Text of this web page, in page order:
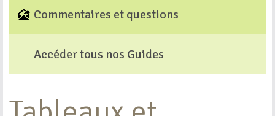
Commentaires et questions
Accéder tous nos Guides